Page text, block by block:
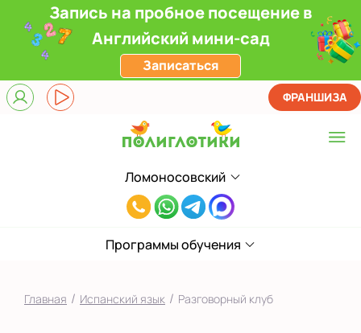
Запись на пробное посещение в
Английский мини-сад
Записаться
Ломоносовский
Выберите центр
Верхние Лихоборы
ЖК Прокшино
Филевский парк
8(916)241-
33
ФРАНШИЗА
Программы обучения
Главная / Испанский язык / Разговорный клуб